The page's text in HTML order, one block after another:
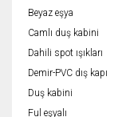
Beyaz eşya
Camlı duş kabini
Dahili spot ışıkları
Demir-PVC dış kapı
Duş kabini
Ful eşyalı